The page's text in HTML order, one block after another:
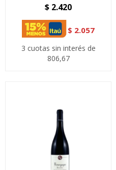
$ 2.420
$ 2.057
3 cuotas sin interés de
806,67